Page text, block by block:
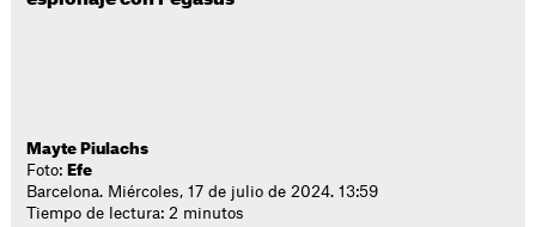
Mayte Piulachs
Foto: Efe
Barcelona. Miércoles, 17 de julio de 2024. 13:59
Tiempo de lectura: 2 minutos